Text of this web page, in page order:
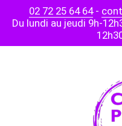
02 72 25 64 64-
Du lundi au jeudi 9h-